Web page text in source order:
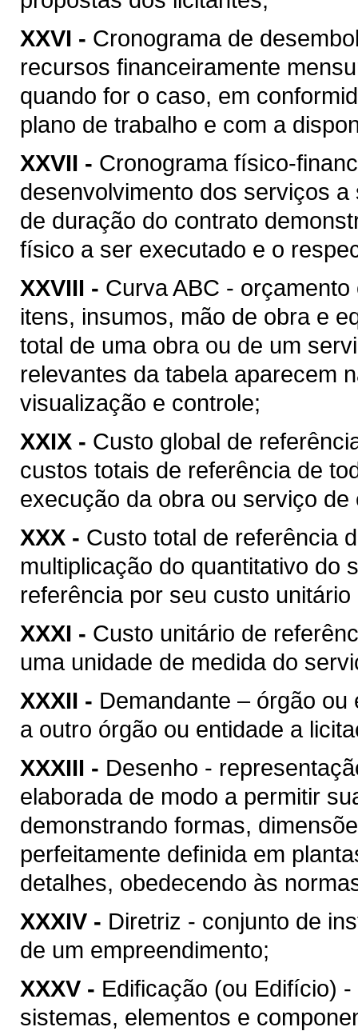
XXVI - Cronograma de
recursos financeiramente
quando for o caso, em
plano de trabalho e com a
XXVII - Cronograma físico-
desenvolvimento dos serviços
de duração do contrato
físico a ser executado e o
XXVIII - Curva ABC -
itens, insumos, mão de obra e
total de uma obra ou de um
relevantes da tabela aparecem
visualização e controle;
XXIX - Custo global de
custos totais de referência de
execução da obra ou serviço
XXX - Custo total de referência
multiplicação do quantitativo do
referência por seu custo
XXXI - Custo unitário de
uma unidade de medida do
XXXII - Demandante – órgão
a outro órgão ou entidade a
XXXIII - Desenho -
elaborada de modo a permitir
demonstrando formas,
perfeitamente definida em
detalhes, obedecendo às
XXXIV - Diretriz - conjunto de
de um empreendimento;
XXXV - Edificação (ou Edifício)
sistemas, elementos e